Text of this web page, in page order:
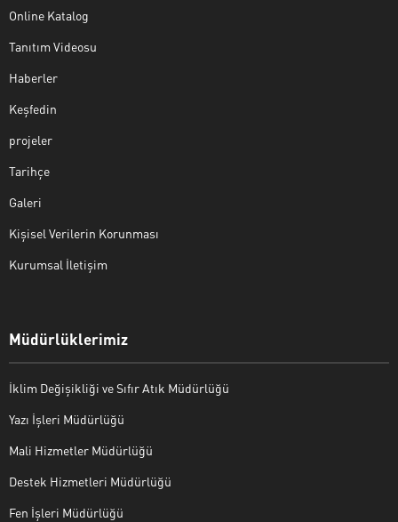
Online Katalog
Tanıtım Videosu
Haberler
Keşfedin
projeler
Tarihçe
Galeri
Kişisel Verilerin Korunması
Kurumsal İletişim
Müdürlüklerimiz
İklim Değişikliği ve Sıfır Atık Müdürlüğü
Yazı İşleri Müdürlüğü
Mali Hizmetler Müdürlüğü
Destek Hizmetleri Müdürlüğü
Fen İşleri Müdürlüğü